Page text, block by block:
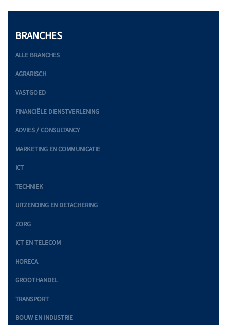
BRANCHES
ALLE BRANCHES
AGRARISCH
VASTGOED
FINANCIËLE DIENSTVERLENING
ADVIES / CONSULTANCY
MARKETING EN COMMUNICATIE
ICT
TECHNIEK
UITZENDING EN DETACHERING
ZORG
ICT EN TELECOM
HORECA
GROOTHANDEL
TRANSPORT
BOUW EN INDUSTRIE